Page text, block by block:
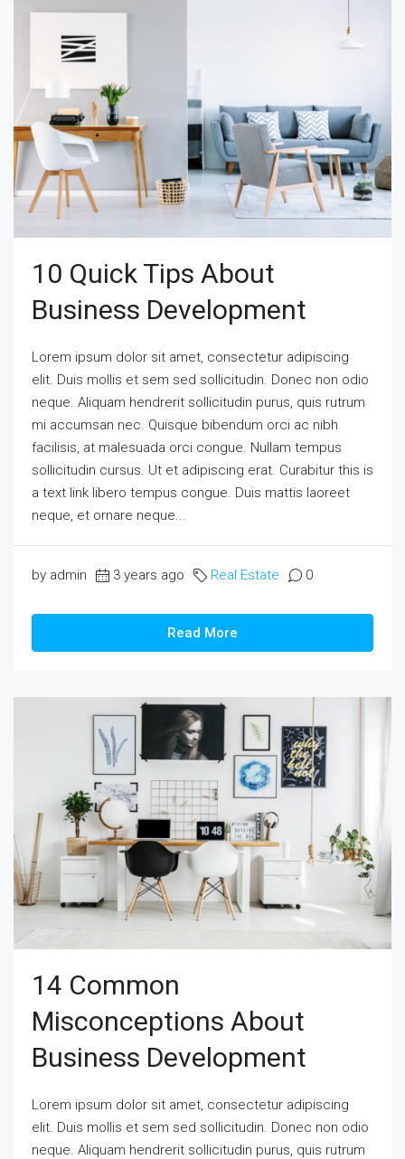
10 Quick Tips About
Business Development
Lorem ipsum dolor sit amet, consectetur adipiscing
elit. Duis mollis et sem sed sollicitudin. Donec non odio
neque. Aliquam hendrerit sollicitudin purus, quis rutrum
mi accumsan nec. Quisque bibendum orci ac nibh
facilisis, at malesuada orci congue. Nullam tempus
sollicitudin cursus. Ut et adipiscing erat. Curabitur this is
a text link libero tempus congue. Duis mattis laoreet
neque, et ornare neque...
by admin 3 years ago Real Estate 0
Read More
14 Common
Misconceptions About
Business Development
Lorem ipsum dolor sit amet, consectetur adipiscing
elit. Duis mollis et sem sed sollicitudin. Donec non odio
neque. Aliquam hendrerit sollicitudin purus, quis rutrum